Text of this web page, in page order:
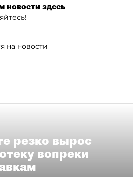
новости здесь
на новости
резко вырос
вопреки